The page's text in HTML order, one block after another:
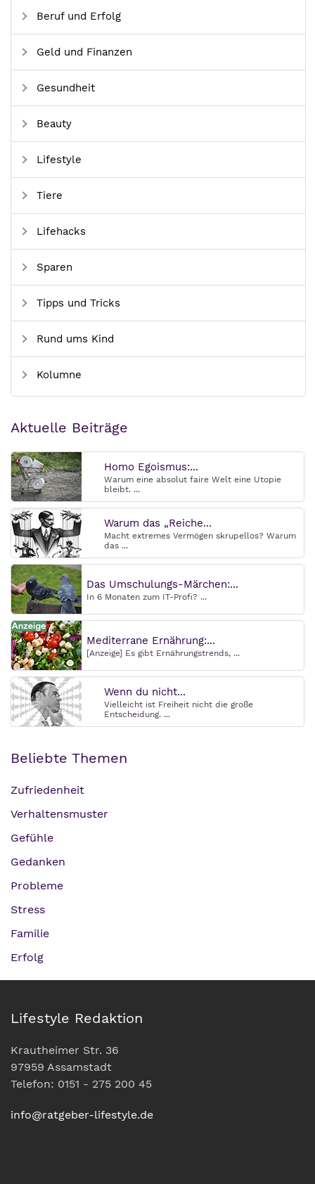
Beruf und Erfolg
Geld und Finanzen
Gesundheit
Beauty
Lifestyle
Tiere
Lifehacks
Sparen
Tipps und Tricks
Rund ums Kind
Kolumne
Aktuelle Beiträge
Homo Egoismus:...
Warum eine absolut faire Welt eine Utopie
bleibt. ...
Warum das „Reiche...
Macht extremes Vermögen skrupellos? Warum
das ...
Das Umschulungs-Märchen:...
In 6 Monaten zum IT-Profi? ...
Mediterrane Ernährung:...
[Anzeige] Es gibt Ernährungstrends, ...
Wenn du nicht...
Vielleicht ist Freiheit nicht die große
Entscheidung. ...
Beliebte Themen
Zufriedenheit
Verhaltensmuster
Gefühle
Gedanken
Probleme
Stress
Familie
Erfolg
Lifestyle Redaktion
Krautheimer Str. 36
97959 Assamstadt
Telefon: 0151 - 275 200 45
info@ratgeber-lifestyle.de